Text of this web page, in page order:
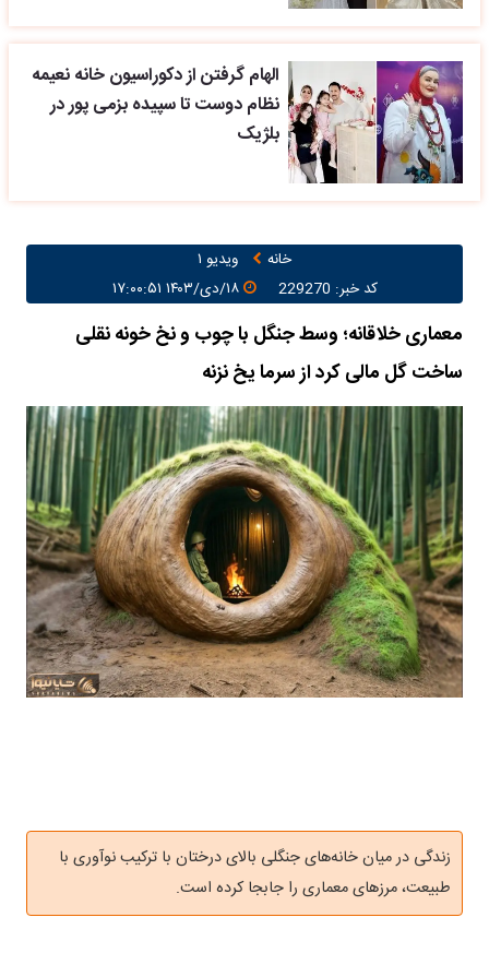
الهام گرفتن از دکوراسیون خانه نعیمه
نظام دوست تا سپیده بزمی پور در
بلژیک
خانه
ویدیو ۱
کد خبر: 229270
۱۸/دی/۱۴۰۳ ۱۷:۰۰:۵۱
معماری خلاقانه؛ وسط جنگل با چوب و نخ خونه نقلی
ساخت گل مالی کرد از سرما یخ نزنه
زندگی در میان خانه‌های جنگلی بالای درختان با ترکیب نوآوری با
طبیعت، مرزهای معماری را جابجا کرده است.